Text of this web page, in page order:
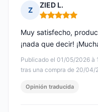
Z
ZIED L.
Nota: 5 de 5
Publicado el 01/05/2026 à
tras una compra de 20/04/
Muy satisfecho,
¡nada que decir!
Opinión traducida